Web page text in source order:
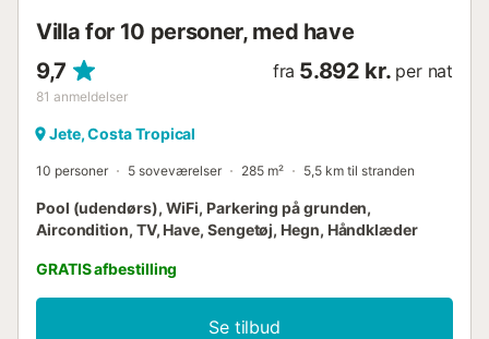
Villa for 10 personer, med have
9,7
81 anmeldelser
fra 5.892 kr. per nat
Jete, Costa Tropical
10 personer 5 soveværelser 285 m² 5,5 km til stranden
Pool (udendørs), WiFi, Parkering på grunden,
Aircondition, TV, Have, Sengetøj, Hegn, Håndklæder
GRATIS afbestilling
Se tilbud